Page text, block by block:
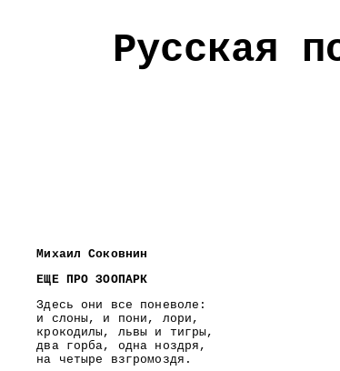
Русская
Михаил Соковнин
ЕЩЕ ПРО ЗООПАРК
Здесь они все поневоле:
и слоны, и пони, лори,
крокодилы, львы и тигры,
два горба, одна ноздря,
на четыре взгромоздя.